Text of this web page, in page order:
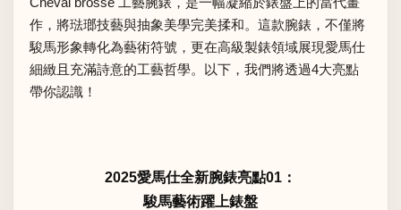
作，將琺瑯技藝與抽象美學完美揉和。這款腕錶，不僅將
駿馬形象轉化為藝術符號，更在高級製錶領域展現愛馬仕
細緻且充滿詩意的工藝哲學。以下，我們將透過4大亮點
帶你認識！
2025愛馬仕全新腕錶亮點01：
駿馬藝術躍上錶盤